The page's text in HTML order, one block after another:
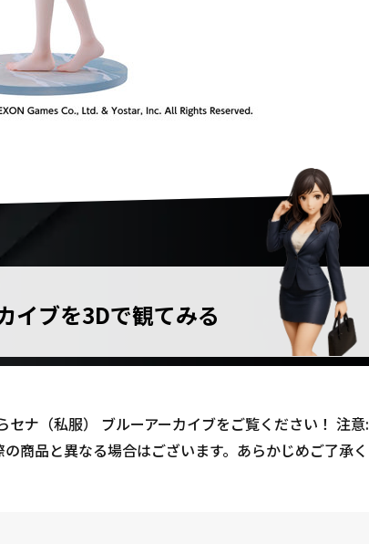
イブを3Dで観てみる
ナ（私服） ブルーアーカイブをご覧ください！ 注意:
商品と異なる場合はございます。あらかじめご了承く